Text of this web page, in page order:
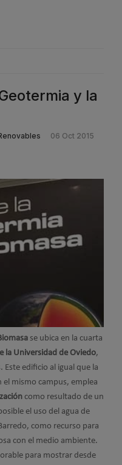
y la
06 Oct 2015
se ubica en la cuarta
la Universidad de Oviedo,
Este edificio al igual que la
el mismo campus, emplea
como resultado de un
el uso del agua de
como recurso para
con el medio ambiente.
para mostrar desde